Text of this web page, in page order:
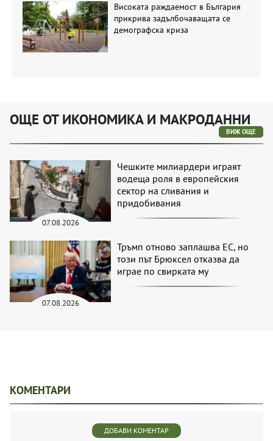
Високата раждаемост в България
прикрива задълбочаващата се
демографска криза
ОЩЕ ОТ ИКОНОМИКА И МАКРОДАННИ
ВИЖ ОЩЕ
07.08.2026
Чешките милиардери играят
водеща роля в европейския
сектор на сливания и
придобивания
07.08.2026
Тръмп отново заплашва ЕС, но
този път Брюксел отказва да
играе по свирката му
КОМЕНТАРИ
ДОБАВИ КОМЕНТАР